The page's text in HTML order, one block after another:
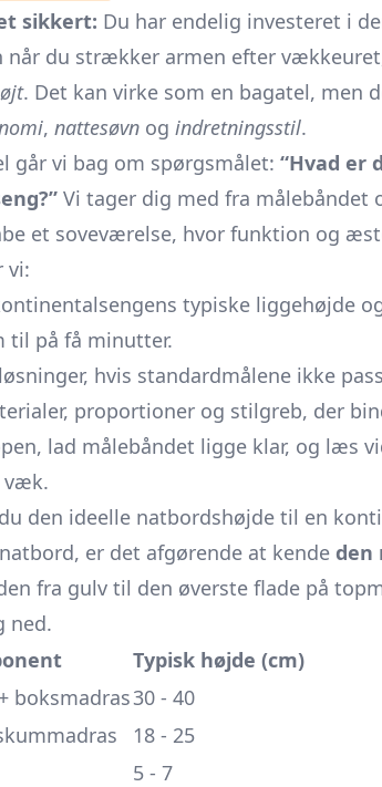
sikkert: Du har endelig investeret i
når du strækker armen efter
. Det kan virke som en bagatel, men
, nattesøvn og indretningsstil.
går vi bag om spørgsmålet: “Hvad er
Vi tager dig med fra
et soveværelse, hvor funktion og
vi:
typiske liggehøjde
til på få minutter.
hvis standardmålene ikke
proportioner og stilgreb, der
lad målebåndet ligge klar, og læs
væk.
den ideelle natbordshøjde til en
er det afgørende at kende den
fra gulv til den øverste flade på
ned.
Typisk højde (cm)
boksmadras30 - 40
18 - 25
5 - 7